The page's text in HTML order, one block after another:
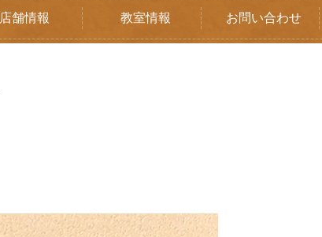
店舗情報 教室情報 お問い合わせ